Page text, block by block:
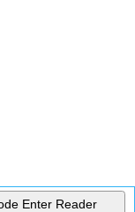
Enter Reader